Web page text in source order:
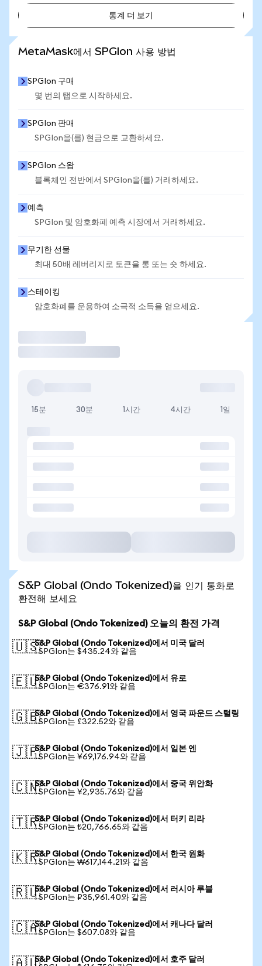
통계 더 보기
MetaMask에서 SPGIon 사용 방법
SPGIon 구매
몇 번의 탭으로 시작하세요.
SPGIon 판매
SPGIon을(를) 현금으로 교환하세요.
SPGIon 스왑
블록체인 전반에서 SPGIon을(를) 거래하세요.
예측
SPGIon 및 암호화폐 예측 시장에서 거래하세요.
무기한 선물
최대 50배 레버리지로 토큰을 롱 또는 숏 하세요.
스테이킹
암호화폐를 운용하여 소극적 소득을 얻으세요.
15분 30분 1시간 4시간 1일
S&P Global (Ondo Tokenized)을 인기 통화로
환전해 보세요
S&P Global (Ondo Tokenized) 오늘의 환전 가격
🇺🇸S&P Global (Ondo Tokenized)에서 미국 달러
1 SPGIon는 $435.24와 같음
🇪🇺S&P Global (Ondo Tokenized)에서 유로
1 SPGIon는 €376.91와 같음
🇬🇧S&P Global (Ondo Tokenized)에서 영국 파운드 스털링
1 SPGIon는 £322.52와 같음
🇯🇵S&P Global (Ondo Tokenized)에서 일본 엔
1 SPGIon는 ¥69,176.94와 같음
🇨🇳S&P Global (Ondo Tokenized)에서 중국 위안화
1 SPGIon는 ¥2,935.76와 같음
🇹🇷S&P Global (Ondo Tokenized)에서 터키 리라
1 SPGIon는 ₺20,766.65와 같음
🇰🇷S&P Global (Ondo Tokenized)에서 한국 원화
1 SPGIon는 ₩617,144.21와 같음
🇷🇺S&P Global (Ondo Tokenized)에서 러시아 루블
1 SPGIon는 ₽35,961.40와 같음
🇨🇦S&P Global (Ondo Tokenized)에서 캐나다 달러
1 SPGIon는 $607.08와 같음
S&P Global (Ondo Tokenized)에서 호주 달러